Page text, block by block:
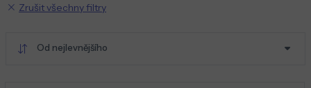
Zrušit všechny filtry
Od nejlevnějšího